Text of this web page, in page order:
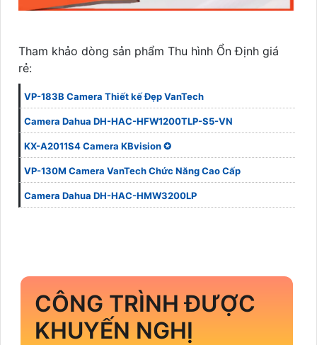
Tham khảo dòng sản phẩm Thu hình Ổn Định giá
rẻ:
VP-183B Camera Thiết kế Đẹp VanTech
Camera Dahua DH-HAC-HFW1200TLP-S5-VN
KX-A2011S4 Camera KBvision ✪
VP-130M Camera VanTech Chức Năng Cao Cấp
Camera Dahua DH-HAC-HMW3200LP
CÔNG TRÌNH ĐƯỢC
KHUYẾN NGHỊ